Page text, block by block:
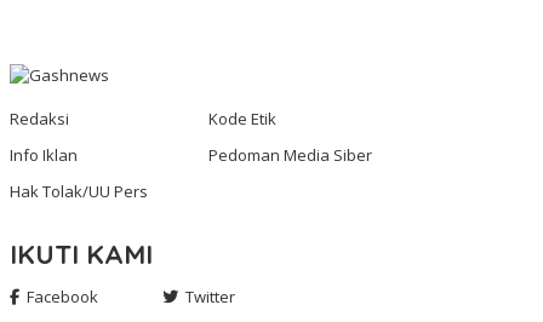
Redaksi
Kode Etik
Info Iklan
Pedoman Media Siber
Hak Tolak/UU Pers
IKUTI KAMI
Facebook
Twitter